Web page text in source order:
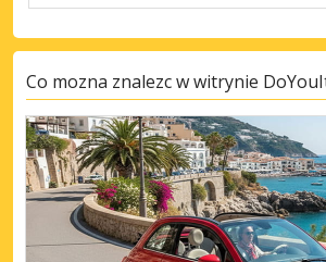
Co mozna znalezc w witrynie